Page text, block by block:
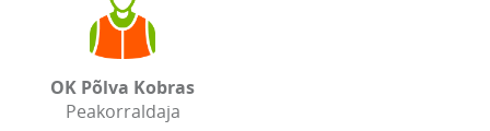
OK Põlva Kobras
Peakorraldaja